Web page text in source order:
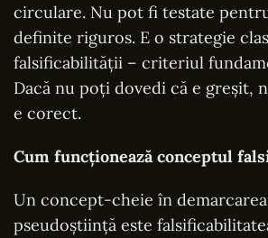
circulare. Nu pot fi testate
definite riguros. E o strategie
falsificabilității – criteriul
Dacă nu poți dovedi că e greșit,
e corect.
Cum funcționează conceptul
Un concept-cheie în
pseudoștiință este